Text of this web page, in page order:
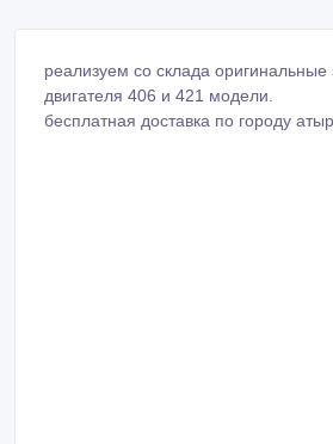
реализуем со склада оригинальные
двигателя 406 и 421 модели.
бесплатная доставка по городу